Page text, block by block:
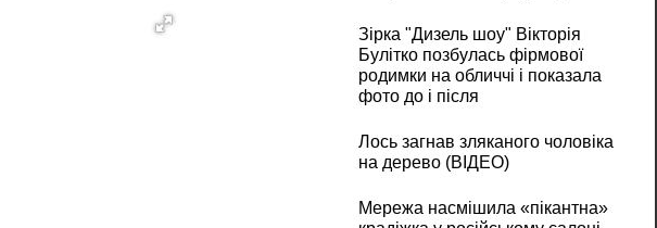
Зірка "Дизель шоу" Вікторія
Булітко позбулась фірмової
родимки на обличчі і показала
фото до і після
Лось загнав зляканого чоловіка
на дерево (ВІДЕО)
Мережа насмішила «пікантна»